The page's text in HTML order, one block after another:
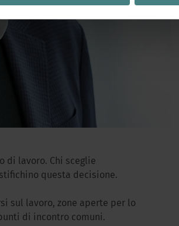
dovranno offrire in futuro
di lavoro. Chi sceglie
questa decisione.
sul lavoro, zone aperte per lo
di incontro comuni.